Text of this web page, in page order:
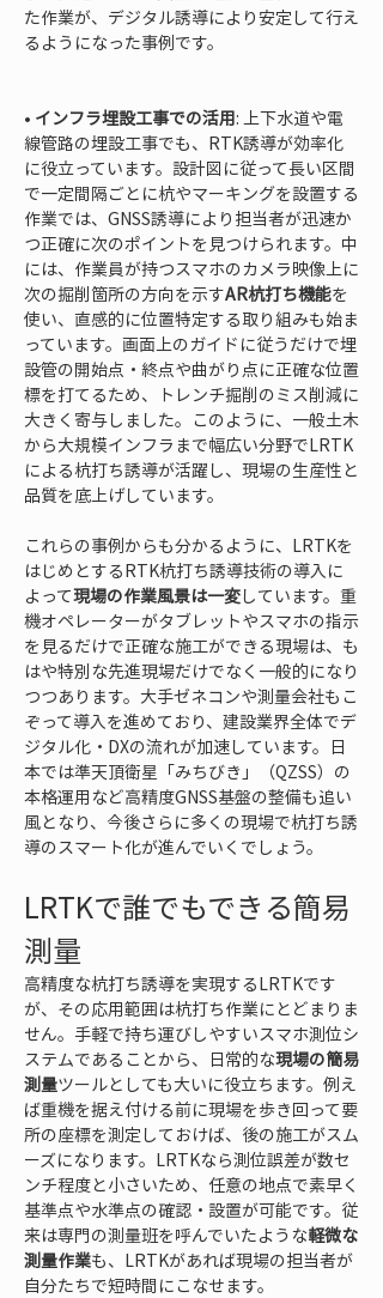
た作業が、デジタル誘導により安定して行え
るようになった事例です。
• インフラ埋設工事での活用: 上下水道や電
線管路の埋設工事でも、RTK誘導が効率化
に役立っています。設計図に従って長い区間
で一定間隔ごとに杭やマーキングを設置する
作業では、GNSS誘導により担当者が迅速か
つ正確に次のポイントを見つけられます。中
には、作業員が持つスマホのカメラ映像上に
次の掘削箇所の方向を示すAR杭打ち機能を
使い、直感的に位置特定する取り組みも始ま
っています。画面上のガイドに従うだけで埋
設管の開始点・終点や曲がり点に正確な位置
標を打てるため、トレンチ掘削のミス削減に
大きく寄与しました。このように、一般土木
から大規模インフラまで幅広い分野でLRTK
による杭打ち誘導が活躍し、現場の生産性と
品質を底上げしています。
これらの事例からも分かるように、LRTKを
はじめとするRTK杭打ち誘導技術の導入に
よって現場の作業風景は一変しています。重
機オペレーターがタブレットやスマホの指示
を見るだけで正確な施工ができる現場は、も
はや特別な先進現場だけでなく一般的になり
つつあります。大手ゼネコンや測量会社もこ
ぞって導入を進めており、建設業界全体でデ
ジタル化・DXの流れが加速しています。日
本では準天頂衛星「みちびき」（QZSS）の
本格運用など高精度GNSS基盤の整備も追い
風となり、今後さらに多くの現場で杭打ち誘
導のスマート化が進んでいくでしょう。
LRTKで誰でもできる簡易
測量
高精度な杭打ち誘導を実現するLRTKです
が、その応用範囲は杭打ち作業にとどまりま
せん。手軽で持ち運びしやすいスマホ測位シ
ステムであることから、日常的な現場の簡易
測量ツールとしても大いに役立ちます。例え
ば重機を据え付ける前に現場を歩き回って要
所の座標を測定しておけば、後の施工がスム
ーズになります。LRTKなら測位誤差が数セ
ンチ程度と小さいため、任意の地点で素早く
基準点や水準点の確認・設置が可能です。従
来は専門の測量班を呼んでいたような軽微な
測量作業も、LRTKがあれば現場の担当者が
自分たちで短時間にこなせます。